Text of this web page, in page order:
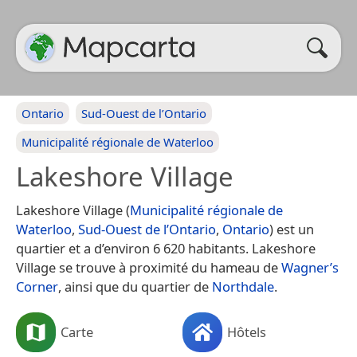
Ontario
Sud-Ouest de l’Ontario
Municipalité régionale de Waterloo
Lakeshore Village
Lakeshore Village (Municipalité régionale de
Waterloo, Sud-Ouest de l’Ontario, Ontario) est un
quartier et a d’environ 6 620 habitants. Lakeshore
Village se trouve à proximité du hameau deWagner’s
Corner, ainsi que du quartier de Northdale.
Carte Hôtels